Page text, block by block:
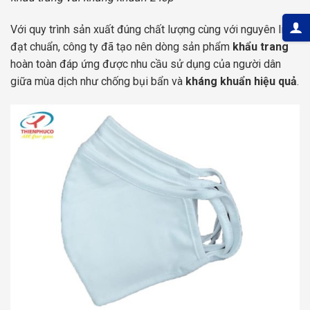
Với quy trình sản xuất đúng chất lượng cùng với nguyên liệu
đạt chuẩn, công ty đã tạo nên dòng sản phẩm khẩu trang
hoàn toàn đáp ứng được nhu cầu sử dụng của người dân
giữa mùa dịch như chống bụi bẩn và kháng khuẩn hiệu quả.